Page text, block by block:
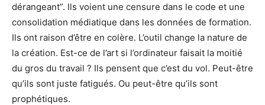
dérangeant”. Ils voient une censure dans le code et une
consolidation médiatique dans les données de formation.
Ils ont raison d’être en colère. L’outil change la nature de
la création. Est-ce de l’art si l’ordinateur faisait la moitié
du gros du travail ? Ils pensent que c’est du vol. Peut-être
qu’ils sont juste fatigués. Ou peut-être qu’ils sont
prophétiques.